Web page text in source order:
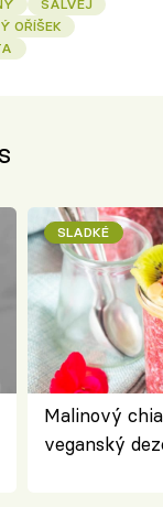
ŠALVĚJ
OŘÍŠEK
SLADKÉ
Malinový
veganský